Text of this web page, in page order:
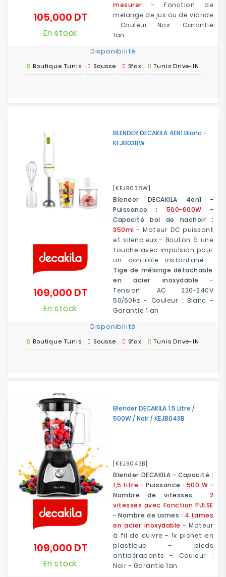
mesurer
- Fonction de
mélange de jus ou de viande
- Couleur : Noir - Garantie
1an
105,000 DTPrix
En stock
Disponibilité
Boutique Tunis Sousse Sfax Tunis Drive-IN
BLENDER DECAKILA 4EN1 Blanc -
KEJB038W
[KEJB038W]
Blender DECAKILA 4en1 -
Puissance :
500-600W -
Capacité bol de hachoir :
350ml - Moteur DC puissant
et silencieux - Bouton à une
touche avec impulsion pour
un contrôle instantané -
Tige de mélange détachable
en acier inoxydable -
Tension: AC 220-240V
50/60Hz - Couleur : Blanc -
Garantie 1 an
109,000 DTPrix
En stock
Disponibilité
Boutique Tunis Sousse Sfax Tunis Drive-IN
Blender DECAKILA 1.5 Litre /
500W / Noir / KEJB043B
[KEJB043B]
Blender DECAKILA - Capacité :
1,5 Litre - Puissance : 500 W -
Nombre de vitesses : 2
vitesses avec Fonction PULSE
- Nombre de Lames : 4 Lames
en acier inoxydable - Moteur
à fil de cuivre - 1x pichet en
plastique - pieds
antidérapants - Couleur :
Noir - Garantie 1an
109,000 DTPrix
En stock